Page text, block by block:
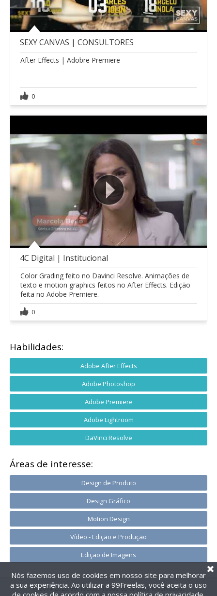
SEXY CANVAS | CONSULTORES
After Effects | Adobre Premiere
0
4C Digital | Institucional
Color Grading feito no Davinci Resolve. Animações de
texto e motion graphics feitos no After Effects. Edição
feita no Adobe Premiere.
0
Habilidades:
Adobe After Effects
Adobe Photoshop
Adobe Premiere
Adobe Lightroom
DaVinci Resolve
Áreas de interesse:
Design de Produto
Design Gráfico
Motion Design
Vídeo - Edição e Produção
Edição de Imagens
@2014-2026 99Freelas. Todos os direitos reservados.
Nós fazemos uso de cookies em nosso site para melhorar
a sua experiência. Ao utilizar a 99Freelas, você aceita o uso